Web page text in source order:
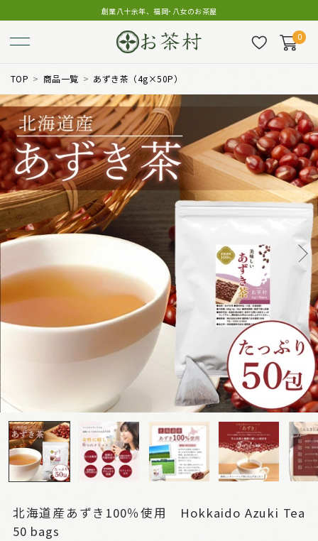
創業八十余年、福岡･八女のお茶屋
0
TOP 商品一覧 あずき茶（4g×50P）
北海道産あずき100％使用 Hokkaido Azuki Tea
50 bags